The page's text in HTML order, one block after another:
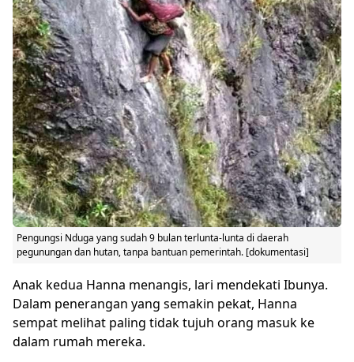
Pengungsi Nduga yang sudah 9 bulan terlunta-lunta di daerah
pegunungan dan hutan, tanpa bantuan pemerintah. [dokumentasi]
Anak kedua Hanna menangis, lari mendekati Ibunya.
Dalam penerangan yang semakin pekat, Hanna
sempat melihat paling tidak tujuh orang masuk ke
dalam rumah mereka.